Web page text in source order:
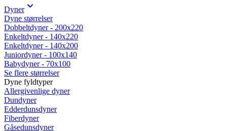
Dyner
Dyne størrelser
Dobbeltdyner - 200x220
Enkeltdyner - 140x220
Enkeltdyner - 140x200
Juniordyner - 100x140
Babydyner - 70x100
Se flere størrelser
Dyne fyldtyper
Allergivenlige dyner
Dundyner
Edderdunsdyner
Fiberdyner
Gåsedunsdyner